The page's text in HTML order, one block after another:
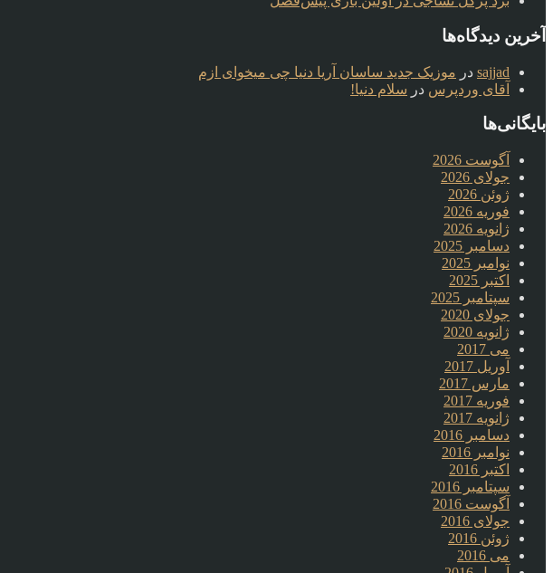
آخرین دیدگاه‌ها
sajjad در موزیک جدید ساسان آریا دنیا چی میخوای ازم
آقای وردپرس در سلام دنیا!
بایگانی‌ها
آگوست 2026
جولای 2026
ژوئن 2026
فوریه 2026
ژانویه 2026
دسامبر 2025
نوامبر 2025
اکتبر 2025
سپتامبر 2025
جولای 2020
ژانویه 2020
می 2017
آوریل 2017
مارس 2017
فوریه 2017
ژانویه 2017
دسامبر 2016
نوامبر 2016
اکتبر 2016
سپتامبر 2016
آگوست 2016
جولای 2016
ژوئن 2016
می 2016